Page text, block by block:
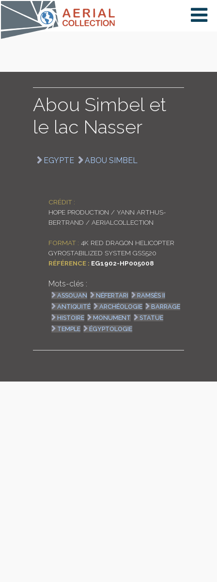
×
PAYS
COLLECTIONS
ENGLISH
Abou Simbel et
le lac Nasser
EGYPTE ABOU SIMBEL
CRÉDIT :
HOPE PRODUCTION / YANN ARTHUS-
BERTRAND / AERIALCOLLECTION
FORMAT : 4K RED DRAGON HELICOPTER
GYROSTABILIZED SYSTEM GSS520
RÉFÉRENCE : EG1902-HP005008
Mots-clés :
ASSOUAN NÉFERTARI
RAMSÈS II
ANTIQUITÉ
ARCHÉOLOGIE
BARRAGE
HISTOIRE
MONUMENT
STATUE
TEMPLE
ÉGYPTOLOGIE